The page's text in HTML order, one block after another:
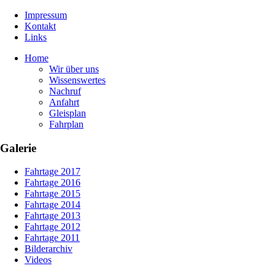
Impressum
Kontakt
Links
Home
Wir über uns
Wissenswertes
Nachruf
Anfahrt
Gleisplan
Fahrplan
Galerie
Fahrtage 2017
Fahrtage 2016
Fahrtage 2015
Fahrtage 2014
Fahrtage 2013
Fahrtage 2012
Fahrtage 2011
Bilderarchiv
Videos